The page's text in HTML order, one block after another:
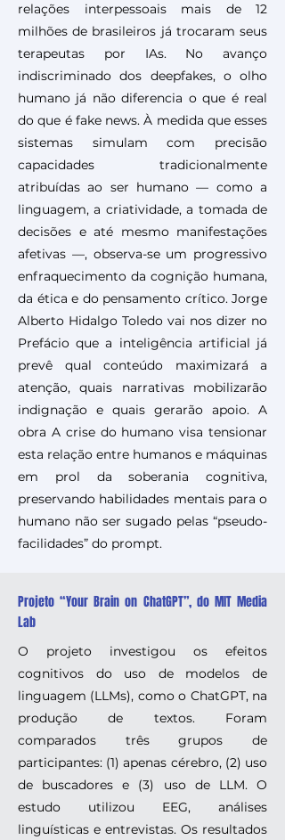
relações interpessoais mais de 12
milhões de brasileiros já trocaram seus
terapeutas por IAs. No avanço
indiscriminado dos deepfakes, o olho
humano já não diferencia o que é real
do que é fake news. À medida que esses
sistemas simulam com precisão
capacidades tradicionalmente
atribuídas ao ser humano — como a
linguagem, a criatividade, a tomada de
decisões e até mesmo manifestações
afetivas —, observa-se um progressivo
enfraquecimento da cognição humana,
da ética e do pensamento crítico. Jorge
Alberto Hidalgo Toledo vai nos dizer no
Prefácio que a inteligência artificial já
prevê qual conteúdo maximizará a
atenção, quais narrativas mobilizarão
indignação e quais gerarão apoio. A
obra A crise do humano visa tensionar
esta relação entre humanos e máquinas
em prol da soberania cognitiva,
preservando habilidades mentais para o
humano não ser sugado pelas “pseudo-
facilidades” do prompt.
Projeto “Your Brain on ChatGPT”, do MIT Media
Lab
O projeto investigou os efeitos
cognitivos do uso de modelos de
linguagem (LLMs), como o ChatGPT, na
produção de textos. Foram
comparados três grupos de
participantes: (1) apenas cérebro, (2) uso
de buscadores e (3) uso de LLM. O
estudo utilizou EEG, análises
linguísticas e entrevistas. Os resultados